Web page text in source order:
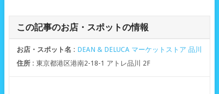
この記事のお店・スポットの情報
お店・スポット名 : DEAN & DELUCA マーケットストア 品川
住所: 東京都港区港南2-18-1 アトレ品川 2F